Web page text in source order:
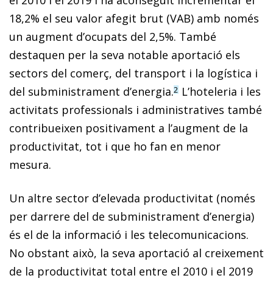
18,2% el seu valor afegit brut (VAB) amb només
un augment d’ocupats del 2,5%. També
destaquen per la seva notable aportació els
sectors del comerç, del transport i la logística i
del subministrament d’energia.2 L’hoteleria i les
activitats professionals i administratives també
contribueixen positivament a l’augment de la
productivitat, tot i que ho fan en menor
mesura.
Un altre sector d’elevada productivitat (només
per darrere del de subministrament d’energia)
és el de la informació i les telecomunicacions.
No obstant això, la seva aportació al creixement
de la productivitat total entre el 2010 i el 2019